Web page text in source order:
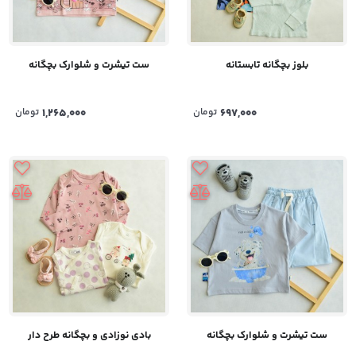
بلوز بچگانه تابستانه
697,000 تومان
ست تیشرت و شلوارک بچگانه
1,265,000 تومان
ست تیشرت و شلوارک بچگانه بادی نوزادی و بچگانه طرح دار